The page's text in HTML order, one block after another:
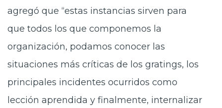
agregó que “estas instancias sirven para
que todos los que componemos la
organización, podamos conocer las
situaciones más críticas de los gratings, los
principales incidentes ocurridos como
lección aprendida y finalmente, internalizar